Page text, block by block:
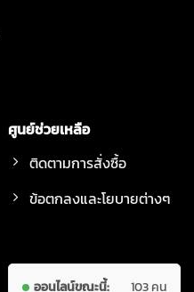
ศูนย์ช่วยเหลือ
ติดตามการสั่งซื้อ
ข้อตกลงและโยบายต่างๆ
ออนไลน์ขณะนี้:
103 คน